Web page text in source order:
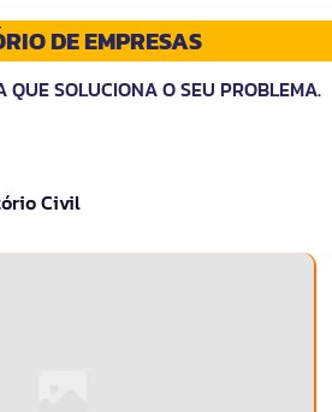
DE EMPRESAS
QUE SOLUCIONA O SEU PROBLEMA.
Civil